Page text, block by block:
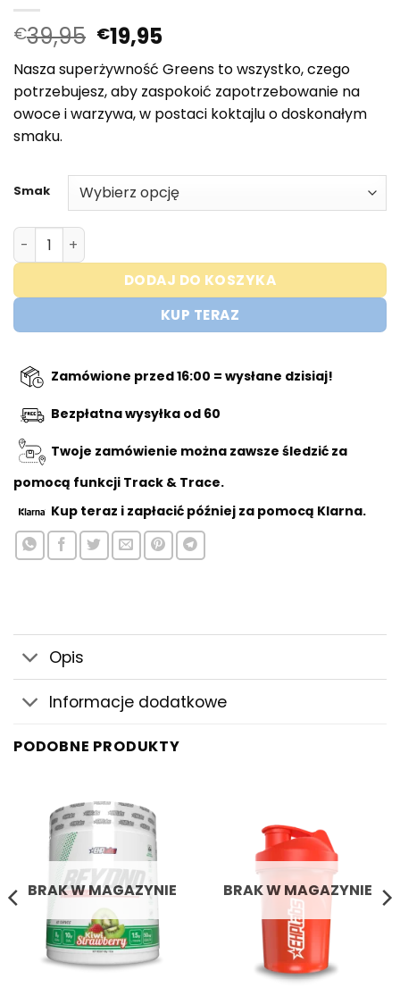
€39,95 Pierwotna
cena
wynosiła:
€39,95.
€19,95Aktualna
cena:
€19,95.
Nasza superżywność Greens to wszystko, czego
potrzebujesz, aby zaspokoić zapotrzebowanie na
owoce i warzywa, w postaci koktajlu o doskonałym
smaku.
Smak
ilość Trained by JP - Superfood Greens - 952GR
DODAJ DO KOSZYKA
KUP TERAZ
Zamówione przed 16:00 = wysłane dzisiaj!
Bezpłatna wysyłka od 60
Twoje zamówienie można zawsze śledzić za
pomocą funkcji Track & Trace.
Kup teraz i zapłacić później za pomocą Klarna.
Opis
Informacje dodatkowe
PODOBNE PRODUKTY
BRAK W MAGAZYNIE BRAK W MAGAZYNIE